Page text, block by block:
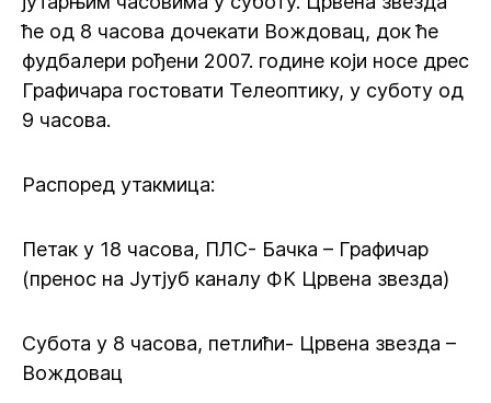
ће од 8 часова дочекати Вождовац, док ће
фудбалери рођени 2007. године који носе дрес
Графичара гостовати Телеоптику, у суботу од
9 часова.
Распоред утакмица:
Петак у 18 часова, ПЛС- Бачка – Графичар
(пренос на Јутјуб каналу ФК Црвена звезда)
Субота у 8 часова, петлићи- Црвена звезда –
Вождовац